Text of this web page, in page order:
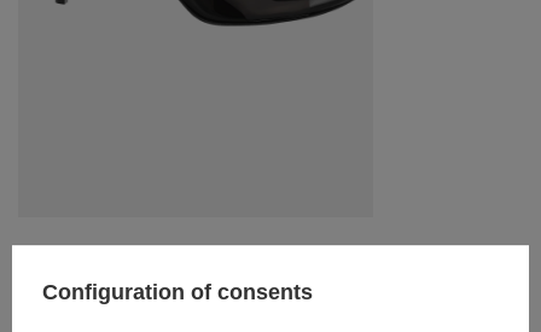
189,00 €
Configuration of consents